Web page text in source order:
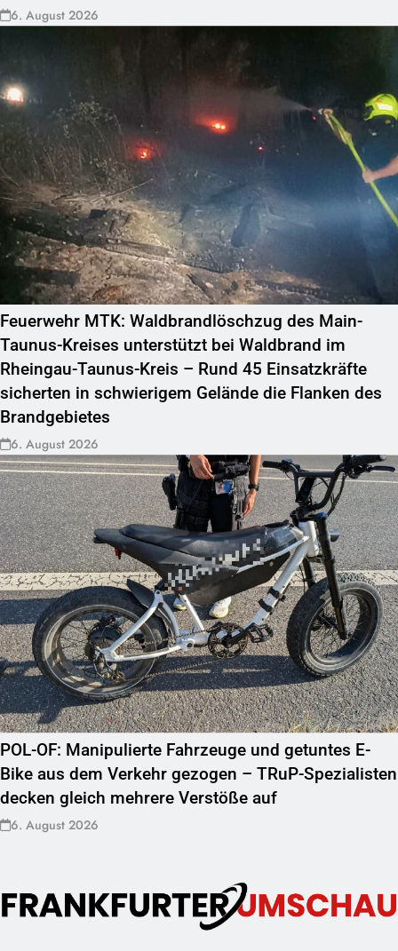
6. August 2026
Feuerwehr MTK: Waldbrandlöschzug des Main-
Taunus-Kreises unterstützt bei Waldbrand im
Rheingau-Taunus-Kreis – Rund 45 Einsatzkräfte
sicherten in schwierigem Gelände die Flanken des
Brandgebietes
6. August 2026
POL-OF: Manipulierte Fahrzeuge und getuntes E-
Bike aus dem Verkehr gezogen – TRuP-Spezialisten
decken gleich mehrere Verstöße auf
6. August 2026